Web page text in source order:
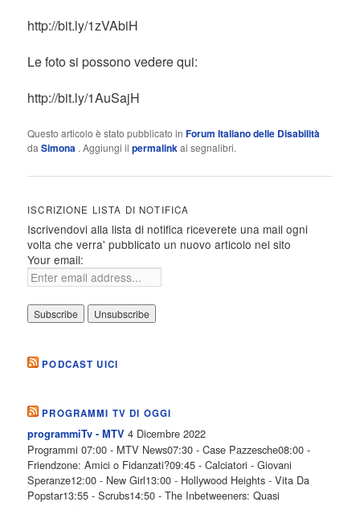
http://bit.ly/1zVAbiH
Le foto si possono vedere qui:
http://bit.ly/1AuSajH
Questo articolo è stato pubblicato inForum Italiano delle Disabilità
daSimona . Aggiungi ilpermalinkai segnalibri.
ISCRIZIONE LISTA DI NOTIFICA
Iscrivendovi alla lista di notifica riceverete una mail ogni
volta che verra' pubblicato un nuovo articolo nel sito
Your email:
PODCAST UICI
PROGRAMMI TV DI OGGI
programmiTv - MTV 4 Dicembre 2022
Programmi 07:00 - MTV News07:30 - Case Pazzesche08:00 -
Friendzone: Amici o Fidanzati?09:45 - Calciatori - Giovani
Speranze12:00 - New Girl13:00 - Hollywood Heights - Vita Da
Popstar13:55 - Scrubs14:50 - The Inbetweeners: Quasi